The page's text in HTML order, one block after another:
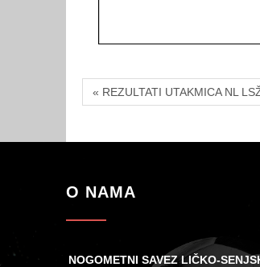
« REZULTATI UTAKMICA NL
O NAMA
NOGOMETNI SAVEZ LIČKO-